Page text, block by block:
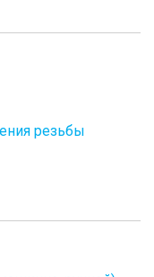
резьбы